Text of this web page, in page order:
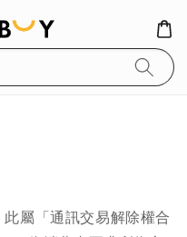
此屬「通訊交易解除權合